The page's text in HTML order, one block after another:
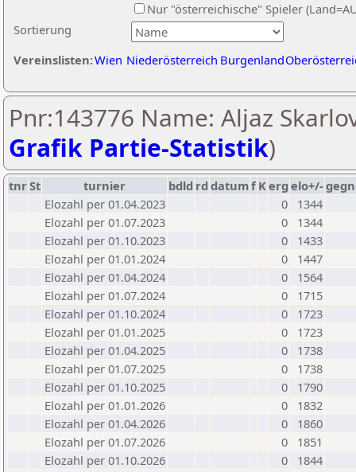
Sortierung
Nur "österreichische" Spieler
Vereinslisten:Wien Niederösterreich Burgenland
Pnr:143776 Name: Aljaz
Grafik Partie-Statistik)
tnrSt turnier bdld rd datumf Kerg elo+/-
Elozahl per 01.04.2023
0
1344
Elozahl per 01.07.2023
0
1344
Elozahl per 01.10.2023
0
1433
Elozahl per 01.01.2024
0
1447
Elozahl per 01.04.2024
0
1564
Elozahl per 01.07.2024
0
1715
Elozahl per 01.10.2024
0
1723
Elozahl per 01.01.2025
0
1723
Elozahl per 01.04.2025
0
1738
Elozahl per 01.07.2025
0
1738
Elozahl per 01.10.2025
0
1790
Elozahl per 01.01.2026
0
1832
Elozahl per 01.04.2026
0
1860
Elozahl per 01.07.2026
0
1851
Elozahl per 01.10.2026
0 1844